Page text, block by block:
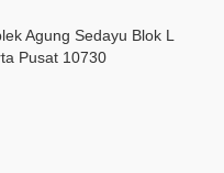
Agung Sedayu Blok L
Pusat 10730